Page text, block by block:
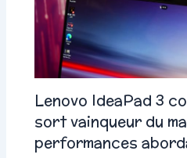
Lenovo IdeaPad 3
sort vainqueur du
performances